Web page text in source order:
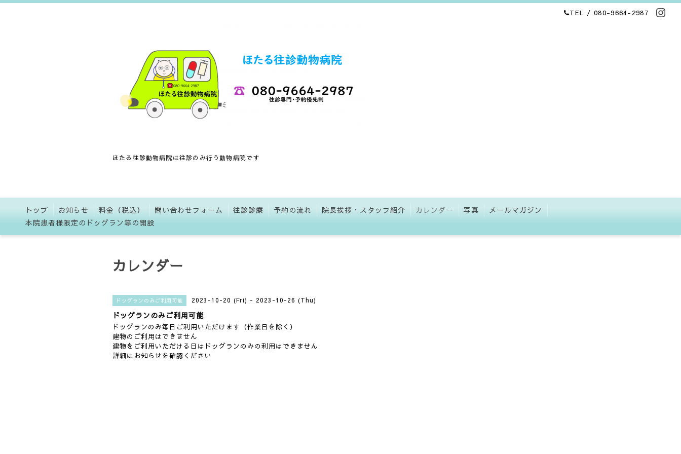
TEL / 080-9664-2987
ほたる往診動物病院は往診のみ行う動物病院です
トップ お知らせ 料金（税込） 問い合わせフォーム 往診診療 予約の流れ 院長挨拶・スタッフ紹介 カレンダー 写真
メールマガジン
本院患者様限定のドッグラン等の開設
カレンダー
ドッグランのみご利用可能 2023-10-20 (Fri) - 2023-10-26 (Thu)
ドッグランのみご利用可能
ドッグランのみ毎日ご利用いただけます（作業日を除く）
建物のご利用はできません
建物をご利用いただける日はドッグランのみの利用はできません
詳細はお知らせを確認ください